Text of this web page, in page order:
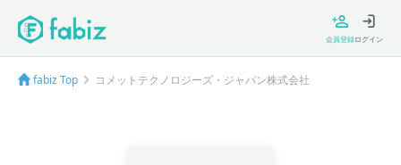
会員登録ログイン
fabiz Top コメットテクノロジーズ・ジャパン株式会社